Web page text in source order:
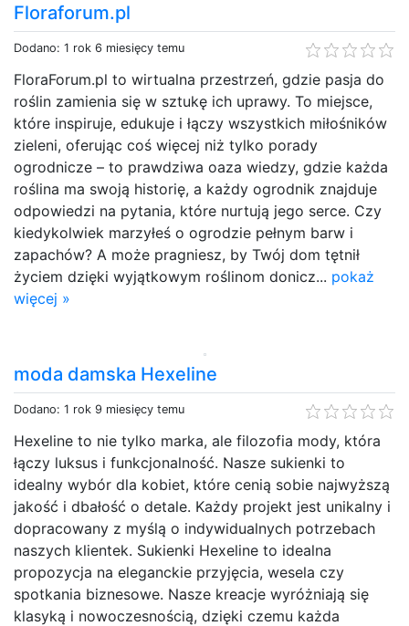
Floraforum.pl
Dodano: 1 rok 6 miesięcy temu
FloraForum.pl to wirtualna przestrzeń, gdzie pasja do
roślin zamienia się w sztukę ich uprawy. To miejsce,
które inspiruje, edukuje i łączy wszystkich miłośników
zieleni, oferując coś więcej niż tylko porady
ogrodnicze – to prawdziwa oaza wiedzy, gdzie każda
roślina ma swoją historię, a każdy ogrodnik znajduje
odpowiedzi na pytania, które nurtują jego serce. Czy
kiedykolwiek marzyłeś o ogrodzie pełnym barw i
zapachów? A może pragniesz, by Twój dom tętnił
życiem dzięki wyjątkowym roślinom donicz... pokaż
więcej »
moda damska Hexeline
Dodano: 1 rok 9 miesięcy temu
Hexeline to nie tylko marka, ale filozofia mody, która
łączy luksus i funkcjonalność. Nasze sukienki to
idealny wybór dla kobiet, które cenią sobie najwyższą
jakość i dbałość o detale. Każdy projekt jest unikalny i
dopracowany z myślą o indywidualnych potrzebach
naszych klientek. Sukienki Hexeline to idealna
propozycja na eleganckie przyjęcia, wesela czy
spotkania biznesowe. Nasze kreacje wyróżniają się
klasyką i nowoczesnością, dzięki czemu każda